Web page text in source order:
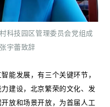
科技园区管理委员会党组成
宇蕾致辞
能发展，有三个关键环节，
建设，北京繁荣的文化、发
放和场景开放，为首届人工